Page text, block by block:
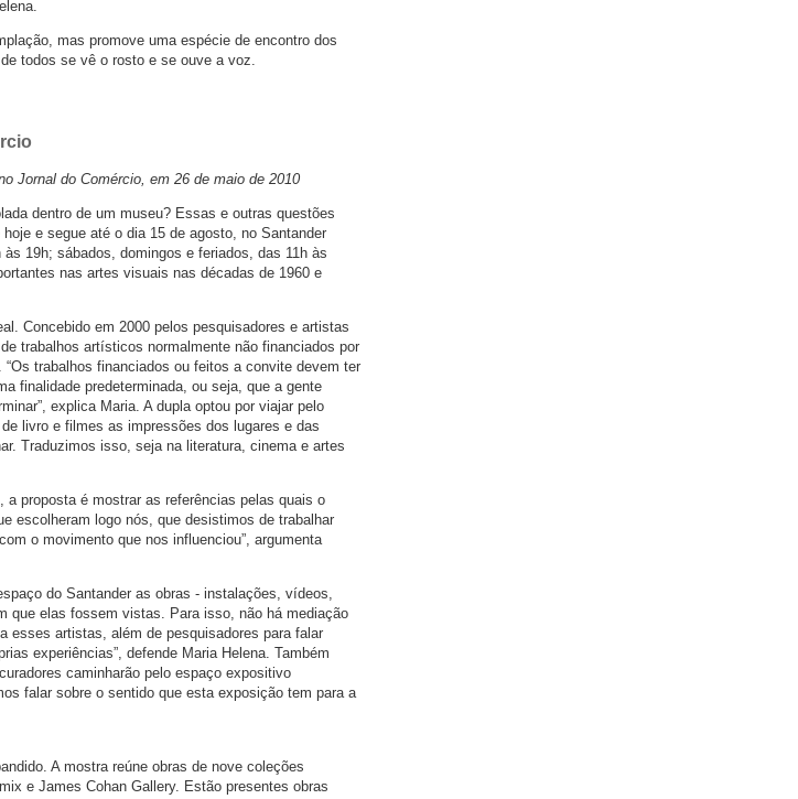
mas promove uma espécie de encontro dos
todos se vê o rosto e se ouve a voz.
Jornal do Comércio, em 26 de maio de 2010
dentro de um museu? Essas e outras questões
e segue até o dia 15 de agosto, no Santander
19h; sábados, domingos e feriados, das 11h às
nas artes visuais nas décadas de 1960 e
Concebido em 2000 pelos pesquisadores e artistas
trabalhos artísticos normalmente não financiados por
trabalhos financiados ou feitos a convite devem ter
finalidade predeterminada, ou seja, que a gente
explica Maria. A dupla optou por viajar pelo
livro e filmes as impressões dos lugares e das
Traduzimos isso, seja na literatura, cinema e artes
proposta é mostrar as referências pelas quais o
escolheram logo nós, que desistimos de trabalhar
o movimento que nos influenciou”, argumenta
do Santander as obras - instalações, vídeos,
que elas fossem vistas. Para isso, não há mediação
esses artistas, além de pesquisadores para falar
experiências”, defende Maria Helena. Também
caminharão pelo espaço expositivo
falar sobre o sentido que esta exposição tem para a
A mostra reúne obras de nove coleções
e James Cohan Gallery. Estão presentes obras